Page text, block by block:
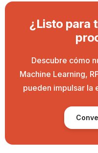
¿ Listo para t
pro
Descubre cómo
Machine Learning,
pueden impulsar la